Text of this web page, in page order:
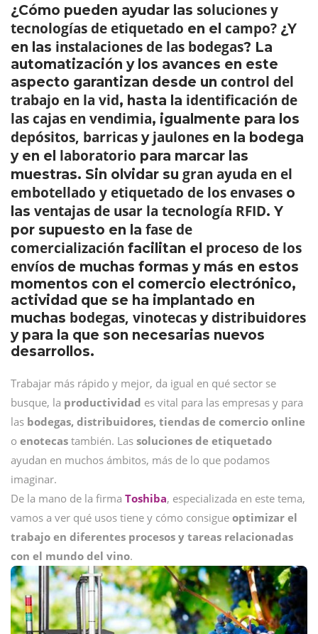
¿Cómo pueden ayudar las soluciones y
tecnologías de etiquetado en el campo? ¿Y
en las instalaciones de las bodegas? La
automatización y los avances en este
aspecto garantizan desde un control del
trabajo en la vid, hasta la identificación de
las cajas en vendimia, igualmente para los
depósitos, barricas y jaulones en la bodega
y en el laboratorio para marcar las
muestras. Sin olvidar su gran ayuda en el
embotellado y etiquetado de los envases o
las ventajas de usar la tecnología RFID. Y
por supuesto en la fase de
comercialización facilitan el proceso de los
envíos de muchas formas y más en estos
momentos con el comercio electrónico,
actividad que se ha implantado en
muchas bodegas, vinotecas ydistribuidores
y para la que son necesarias nuevos
desarrollos.
Trabajar más rápido y mejor, da igual en qué sector se
busque, la productividad es vital para las empresas y para
las bodegas, distribuidores, tiendas de comercio online
o enotecas también. Las soluciones de etiquetado
ayudan en muchos ámbitos, más de lo que podamos
imaginar.
De la mano de la firma Toshiba, especializada en este tema,
vamos a ver qué usos tiene y cómo consigue optimizar el
trabajo en diferentes procesos y tareas relacionadas
con el mundo del vino.